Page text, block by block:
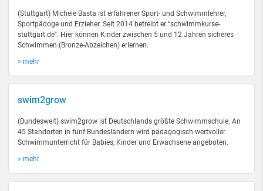
(Stuttgart) Michele Basta ist erfahrener Sport- und Schwimmlehrer,
Sportpädoge und Erzieher. Seit 2014 betreibt er “schwimmkurse-
stuttgart.de". Hier können Kinder zwischen 5 und 12 Jahren sicheres
Schwimmen (Bronze-Abzeichen) erlernen.
» mehr
swim2grow
(Bundesweit) swim2grow ist Deutschlands größte Schwimmschule. An
45 Standorten in fünf Bundesländern wird pädagogisch wertvoller
Schwimmunterricht für Babies, Kinder und Erwachsene angeboten.
» mehr